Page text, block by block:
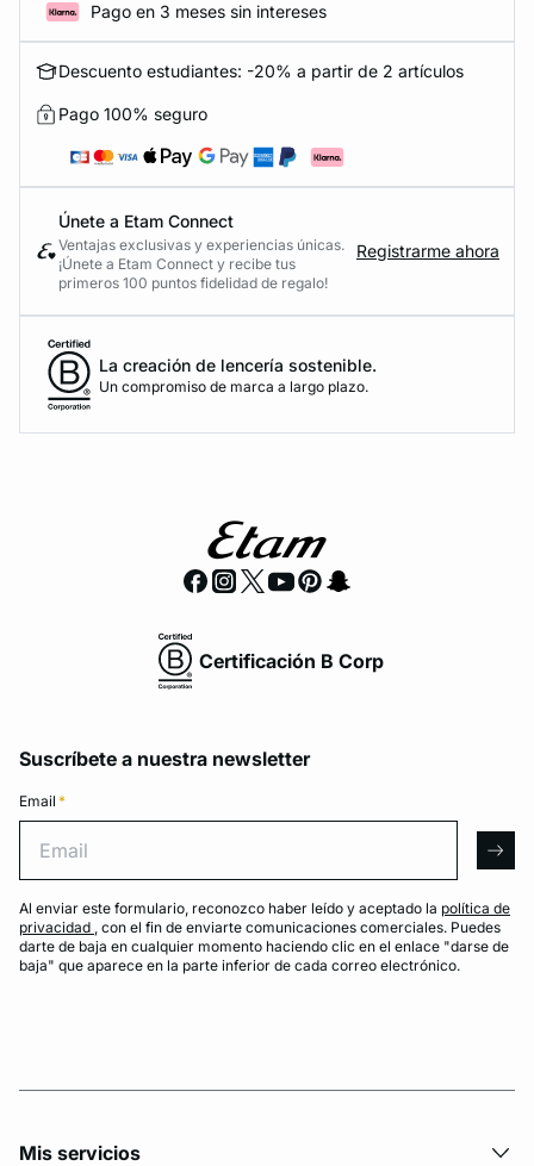
Pago en 3 meses sin intereses
Descuento estudiantes: -20% a partir de 2 artículos
Pago 100% seguro
Únete a Etam Connect
Ventajas exclusivas y experiencias únicas.
¡Únete a Etam Connect y recibe tus
primeros 100 puntos fidelidad de regalo!
Registrarme ahora
La creación de lencería sostenible.
Un compromiso de marca a largo plazo.
Certificación B Corp
Suscríbete a nuestra newsletter
Email *
Al enviar este formulario, reconozco haber leído y aceptado la política de
privacidad , con el fin de enviarte comunicaciones comerciales. Puedes
darte de baja en cualquier momento haciendo clic en el enlace "darse de
baja" que aparece en la parte inferior de cada correo electrónico.
Mis servicios